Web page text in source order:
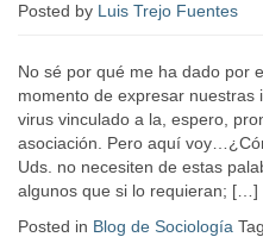
Posted by Luis Trejo Fuentes
No sé por qué me ha dado por
momento de expresar nuestras
virus vinculado a la, espero,
asociación. Pero aquí
Uds. no necesiten de estas
algunos que si lo requieran; […]
Posted in Blog de Sociología